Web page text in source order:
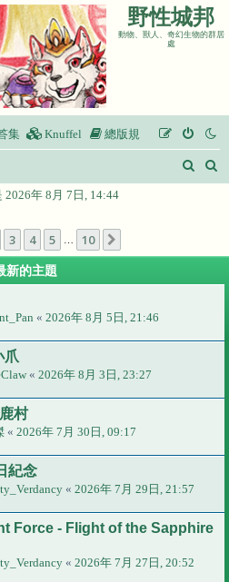
野性城邦
動物、獸人、奇幻生物的群居
處
集 Knuffel 總版規
搜
2026年 8月 7日, 14:44
10 頁)
3 4 5 10
新的主題
« 2026年 8月 5日, 21:46
爪
« 2026年 8月 3日, 23:27
村
« 2026年 7月 30日, 09:17
紀念
« 2026年 7月 29日, 21:57
Force - Flight of the Sapphire
« 2026年 7月 27日, 20:52